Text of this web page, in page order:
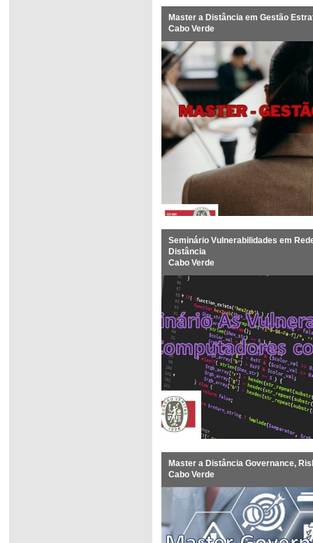
Master a Distância em Gestão
Cabo Verde
Seminário Vulnerabilidades em
Distância
Cabo Verde
Master a Distância Governance,
Cabo Verde